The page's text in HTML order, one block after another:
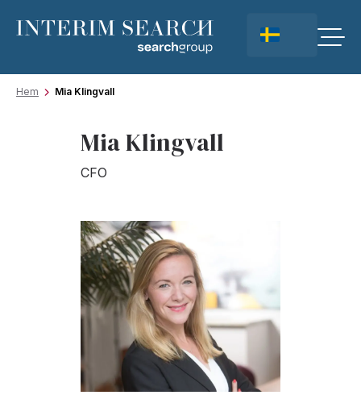
Hem Mia Klingvall
Mia Klingvall
CFO